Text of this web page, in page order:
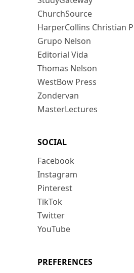
ChurchSource
HarperCollins Christian
Grupo Nelson
Editorial Vida
Thomas Nelson
WestBow Press
Zondervan
MasterLectures
SOCIAL
Facebook
Instagram
Pinterest
TikTok
Twitter
YouTube
PREFERENCES